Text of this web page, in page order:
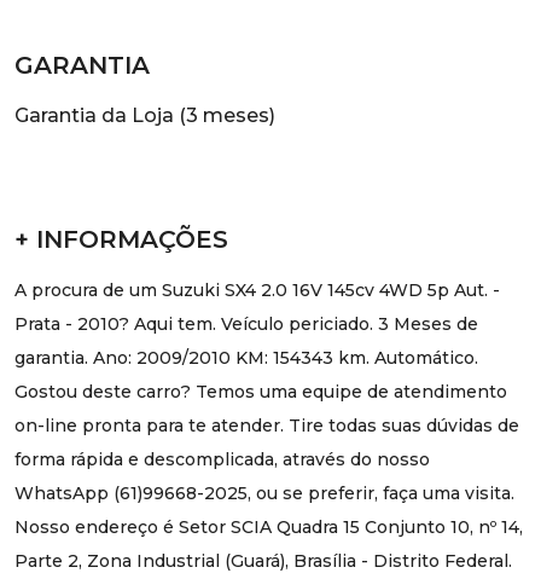
GARANTIA
Garantia da Loja (3 meses)
+ INFORMAÇÕES
A procura de um Suzuki SX4 2.0 16V 145cv 4WD 5p Aut. -
Prata - 2010? Aqui tem. Veículo periciado. 3 Meses de
garantia. Ano: 2009/2010 KM: 154343 km. Automático.
Gostou deste carro? Temos uma equipe de atendimento
on-line pronta para te atender. Tire todas suas dúvidas de
forma rápida e descomplicada, através do nosso
WhatsApp (61)99668-2025, ou se preferir, faça uma visita.
Nosso endereço é Setor SCIA Quadra 15 Conjunto 10, nº 14,
Parte 2, Zona Industrial (Guará), Brasília - Distrito Federal.